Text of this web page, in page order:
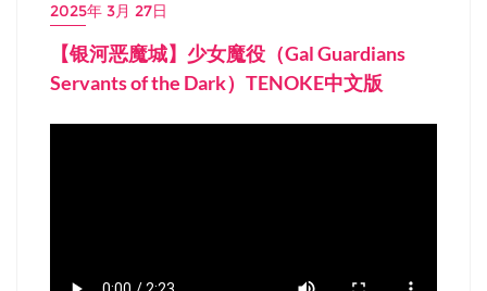
2025年 3月 27日
【银河恶魔城】少女魔役（Gal Guardians
Servants of the Dark）TENOKE中文版